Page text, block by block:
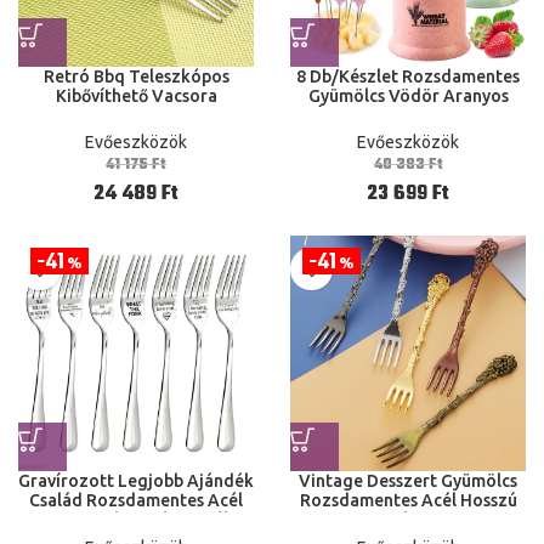
Retró Bbq Teleszkópos
Kibővíthető Vacsora
Rozsdamentes Acél
Evőeszköz Asztali kézmosók
Evőeszközök
41 175Ft
24 489Ft
8 Db/Készlet Rozsdamentes
Gyümölcs Vödör Aranyos
Ételek Saláta Zöldség
Gyerekek Ebéd
Evőeszközök
40 383Ft
23 699Ft
41%
Gravírozott Legjobb Ajándék
Család Rozsdamentes Acél
Nyomtatott Ajándék
41%
Vintage Desszert Gyümölcs
Rozsdamentes Acél Hosszú
Dombornyomású Asztali